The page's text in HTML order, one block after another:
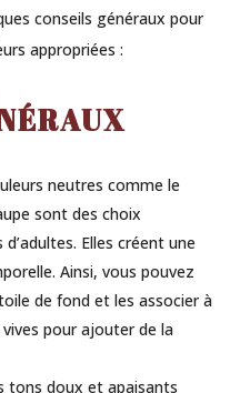
conseils généraux pour
appropriées :
neutres comme le
sont des choix
Elles créent une
Ainsi, vous pouvez
de fond et les associer à
pour ajouter de la
tons doux et apaisants